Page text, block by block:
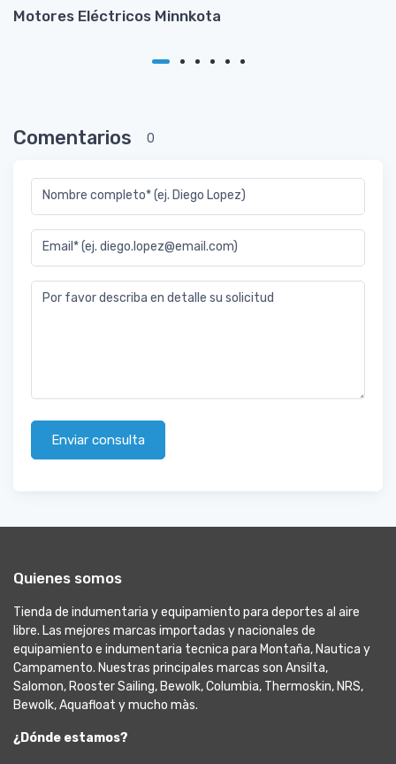
Motores Eléctricos Minnkota
Comentarios 0
Nombre completo* (ej. Diego Lopez)
Email* (ej. diego.lopez@email.com)
Por favor describa en detalle su solicitud
Enviar consulta
Quienes somos
Tienda de indumentaria y equipamiento para deportes al aire
libre. Las mejores marcas importadas y nacionales de
equipamiento e indumentaria tecnica para Montaña, Nautica y
Campamento. Nuestras principales marcas son Ansilta,
Salomon, Rooster Sailing, Bewolk, Columbia, Thermoskin, NRS,
Bewolk, Aquafloat y mucho màs.
¿Dónde estamos?